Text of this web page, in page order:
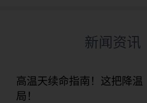
新闻资讯
高温天续命指南！这把降温
局！